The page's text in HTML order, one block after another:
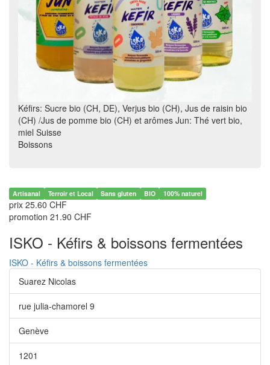
Kéfirs: Sucre bio (CH, DE), Verjus bio (CH), Jus de raisin bio
(CH) /Jus de pomme bio (CH) et arômes Jun: Thé vert bio,
miel Suisse
Boissons
Artisanal Terroir et Local Sans gluten BIO 100% naturel
prix 25.60 CHF
promotion 21.90 CHF
ISKO - Kéfirs & boissons fermentées
ISKO - Kéfirs & boissons fermentées
Suarez Nicolas
rue julia-chamorel 9
Genève
1201